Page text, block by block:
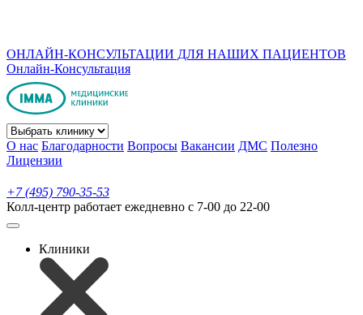
ОНЛАЙН-КОНСУЛЬТАЦИИ ДЛЯ НАШИХ ПАЦИЕНТОВ
Онлайн-Консультация
О нас Благодарности Вопросы Вакансии ДМС Полезно
Лицензии
+7 (495) 790-35-53
Колл-центр работает ежедневно с 7-00 до 22-00
Клиники